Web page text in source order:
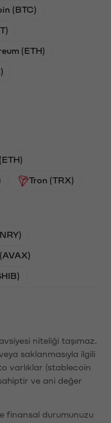
(BTC)
(ETH)
Tron (TRX)
niteliği taşımaz.
saklanmasıyla ilgili
varlıklar (stablecoin
ve ani değer
finansal durumunuzu